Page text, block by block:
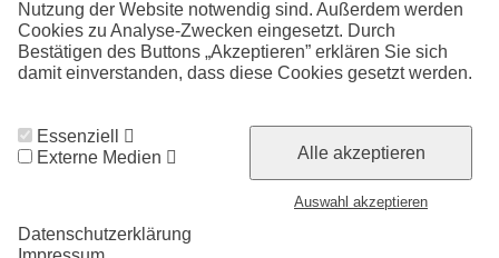
© 2026 Chemnitzer Eislauf-Club e.V.
Nutzung der Website notwendig sind. Außerdem werden
Cookies zu Analyse-Zwecken eingesetzt. Durch
Bestätigen des Buttons „Akzeptieren” erklären Sie sich
damit einverstanden, dass diese Cookies gesetzt werden.
Essenziell
Externe Medien
Alle akzeptieren
Auswahl akzeptieren
Datenschutzerklärung